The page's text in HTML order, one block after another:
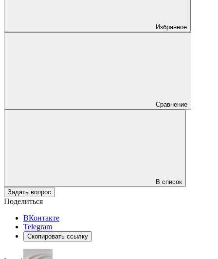
Избранное
Сравнение
В список
Задать вопрос
Поделиться
ВКонтакте
Telegram
Скопировать ссылку